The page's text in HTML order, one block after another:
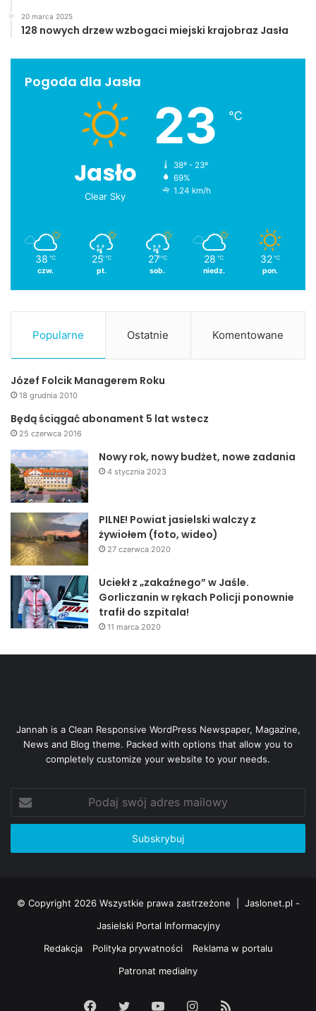
20 marca 2025
128 nowych drzew wzbogaci miejski krajobraz Jasła
Pogoda dla Jasła
Jasło
Clear Sky
23 ℃
38º - 23º
69%
1.24 km/h
38 ℃
czw.
25 ℃
pt.
27 ℃
sob.
28 ℃
niedz.
32 ℃
pon.
Popularne Ostatnie Komentowane
Józef Folcik Managerem Roku
18 grudnia 2010
Będą ściągać abonament 5 lat wstecz
25 czerwca 2016
Nowy rok, nowy budżet, nowe zadania
4 stycznia 2023
PILNE! Powiat jasielski walczy z
żywiołem (foto, wideo)
27 czerwca 2020
Uciekł z „zakaźnego” w Jaśle.
Gorliczanin w rękach Policji ponownie
trafił do szpitala!
11 marca 2020
Jannah is a Clean Responsive WordPress Newspaper, Magazine,
News and Blog theme. Packed with options that allow you to
completely customize your website to your needs.
Podaj
swój
adres
© Copyright 2026 Wszystkie prawa zastrzeżone | Jaslonet.pl -
Jasielski Portal Informacyjny
Redakcja
Polityka prywatności
Reklama w portalu
Patronat medialny
Facebook
Twitter YouTubeInstagram